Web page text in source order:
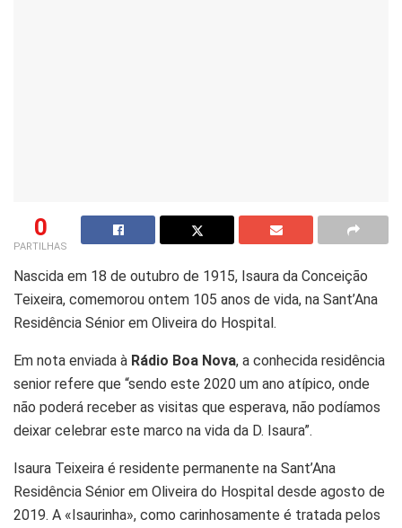
0
PARTILHAS
Nascida em 18 de outubro de 1915, Isaura da Conceição
Teixeira, comemorou ontem 105 anos de vida, na Sant’Ana
Residência Sénior em Oliveira do Hospital.
Em nota enviada à Rádio Boa Nova, a conhecida residência
senior refere que “sendo este 2020 um ano atípico, onde
não poderá receber as visitas que esperava, não podíamos
deixar celebrar este marco na vida da D. Isaura”.
Isaura Teixeira é residente permanente na Sant’Ana
Residência Sénior em Oliveira do Hospital desde agosto de
2019. A «Isaurinha», como carinhosamente é tratada pelos